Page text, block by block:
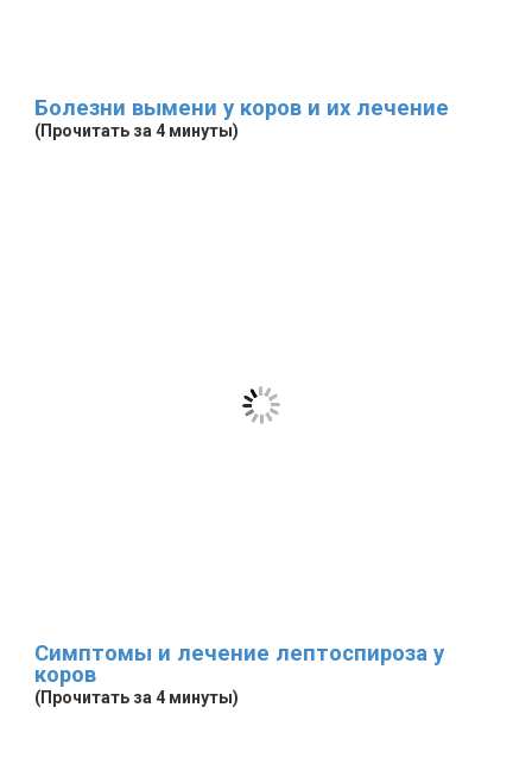
Болезни вымени у коров и их лечение
(Прочитать за 4 минуты)
Симптомы и лечение лептоспироза у
коров
(Прочитать за 4 минуты)